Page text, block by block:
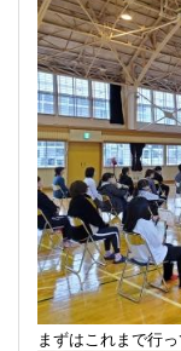
まずはこれまで行